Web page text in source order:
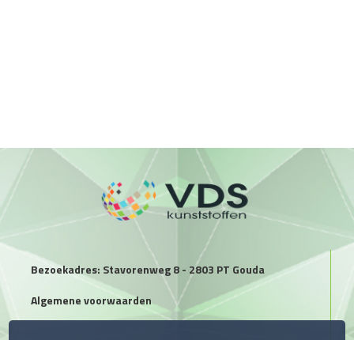
Bezoekadres: Stavorenweg 8 - 2803 PT Gouda
Algemene voorwaarden